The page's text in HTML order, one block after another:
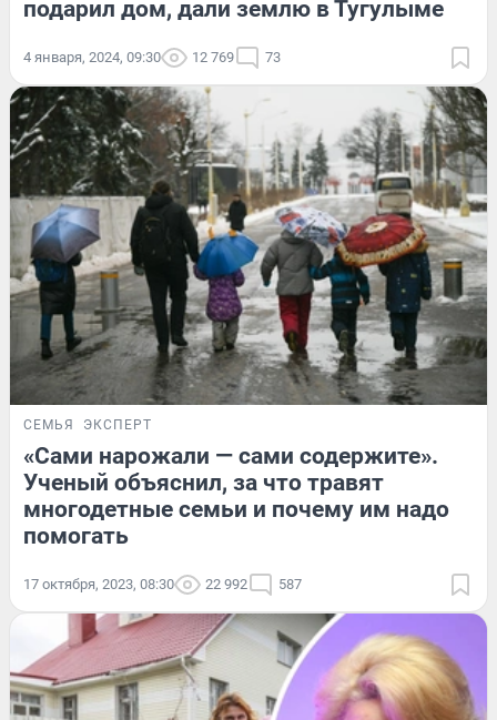
подарил дом, дали землю в Тугулыме
4 января, 2024, 09:30 12 769 73
СЕМЬЯ ЭКСПЕРТ
«Сами нарожали — сами содержите».
Ученый объяснил, за что травят
многодетные семьи и почему им надо
помогать
17 октября, 2023, 08:30 22 992 587